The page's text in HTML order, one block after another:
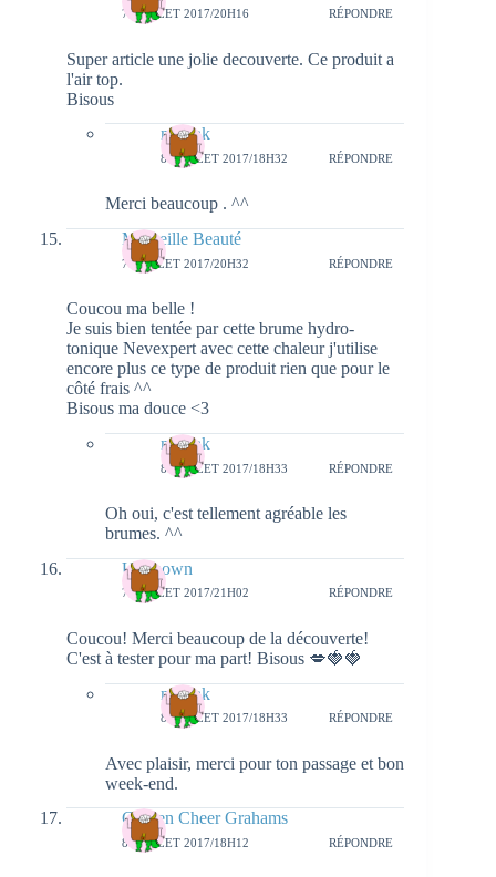
7 JUILLET 2017/20H16 RÉPONDRE
Super article une jolie decouverte. Ce produit a
l'air top.
Bisous
natieak
8 JUILLET 2017/18H32 RÉPONDRE
Merci beaucoup . ^^
Merveille Beauté
7 JUILLET 2017/20H32 RÉPONDRE
Coucou ma belle !
Je suis bien tentée par cette brume hydro-
tonique Nevexpert avec cette chaleur j'utilise
encore plus ce type de produit rien que pour le
côté frais ^^
Bisous ma douce <3
natieak
8 JUILLET 2017/18H33 RÉPONDRE
Oh oui, c'est tellement agréable les
brumes. ^^
Unknown
7 JUILLET 2017/21H02 RÉPONDRE
Coucou! Merci beaucoup de la découverte!
C'est à tester pour ma part! Bisous 💋🍓🍓
natieak
8 JUILLET 2017/18H33 RÉPONDRE
Avec plaisir, merci pour ton passage et bon
week-end.
Golden Cheer Grahams
8 JUILLET 2017/18H12 RÉPONDRE